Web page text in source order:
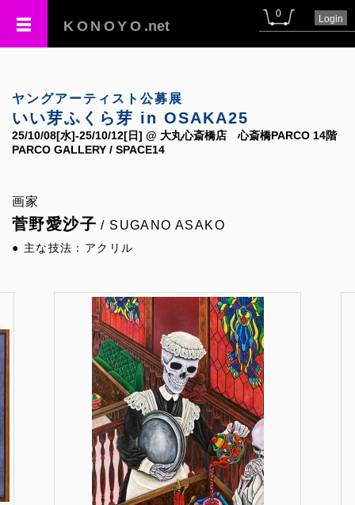
KONOYO .net
0 Login
ヤングアーティスト公募展
いい芽ふくら芽 in OSAKA25
25/10/08[水]-25/10/12[日] @ 大丸心斎橋店 心斎橋PARCO 14階
PARCO GALLERY / SPACE14
画家
菅野愛沙子 / SUGANO ASAKO
● 主な技法：アクリル